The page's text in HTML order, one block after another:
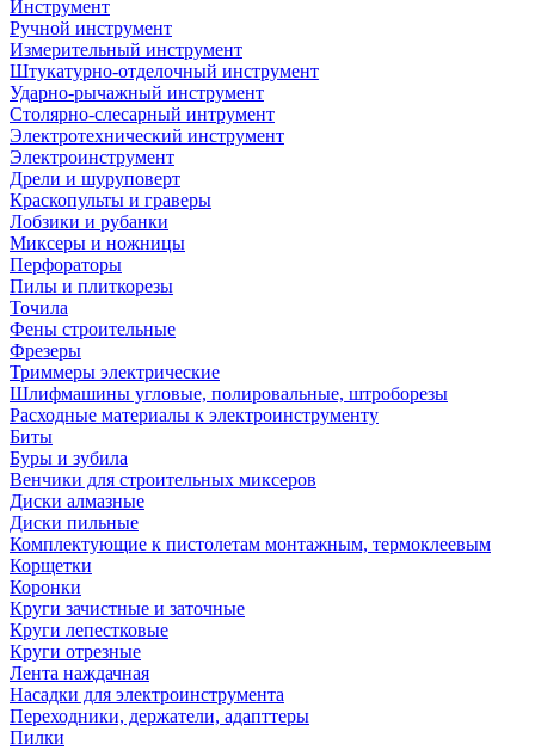
Инструмент
Ручной инструмент
Измерительный инструмент
Штукатурно-отделочный инструмент
Ударно-рычажный инструмент
Столярно-слесарный интрумент
Электротехнический инструмент
Электроинструмент
Дрели и шуруповерт
Краскопульты и граверы
Лобзики и рубанки
Миксеры и ножницы
Перфораторы
Пилы и плиткорезы
Точила
Фены строительные
Фрезеры
Триммеры электрические
Шлифмашины угловые, полировальные, штроборезы
Расходные материалы к электроинструменту
Биты
Буры и зубила
Венчики для строительных миксеров
Диски алмазные
Диски пильные
Комплектующие к пистолетам монтажным, термоклеевым
Корщетки
Коронки
Круги зачистные и заточные
Круги лепестковые
Круги отрезные
Лента наждачная
Насадки для электроинструмента
Переходники, держатели, адапттеры
Пилки